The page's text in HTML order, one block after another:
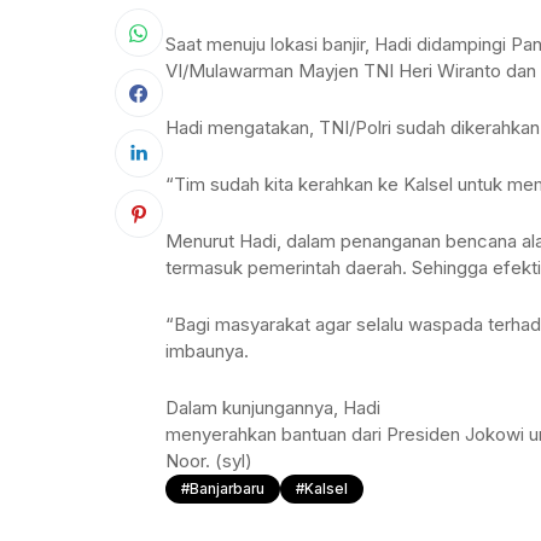
Saat menuju lokasi banjir, Hadi didampingi
VI/Mulawarman Mayjen TNI Heri Wiranto
Hadi mengatakan, TNI/Polri sudah
“Tim sudah kita kerahkan ke Kalsel untuk
Menurut Hadi, dalam penanganan bencana
termasuk pemerintah daerah. Sehingga
“Bagi masyarakat agar selalu waspada
imbaunya.
Dalam kunjungannya, Hadi
menyerahkan bantuan dari Presiden Jokowi
Noor. (syl)
#Banjarbaru #Kalsel